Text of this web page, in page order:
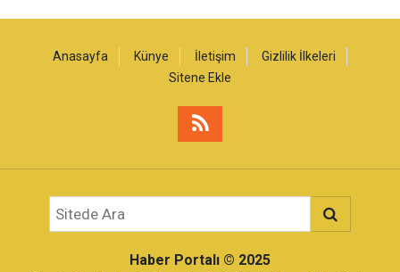
Anasayfa Künye İletişim
Gizlilik İlkeleri
Sitene Ekle
Haber Portalı © 2025